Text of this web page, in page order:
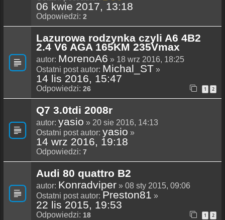
06 kwie 2017, 13:18
Odpowiedzi: 2
Lazurowa rodzynka czyli A6 4B2
2.4 V6 AGA 165KM 235Vmax
autor: MorenoA6 » 18 wrz 2016, 18:25
Ostatni post autor: Michal_ST »
14 lis 2016, 15:47
Odpowiedzi: 26 1 2
Q7 3.0tdi 2008r
autor: yasio » 20 sie 2016, 14:13
Ostatni post autor: yasio »
14 wrz 2016, 19:18
Odpowiedzi: 7
Audi 80 quattro B2
autor: Konradviper » 08 sty 2015, 09:06
Ostatni post autor: Preston81 »
22 lis 2015, 19:53
Odpowiedzi: 18 1 2